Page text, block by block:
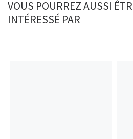
VOUS POURREZ AUSSI
INTÉRESSÉ PAR